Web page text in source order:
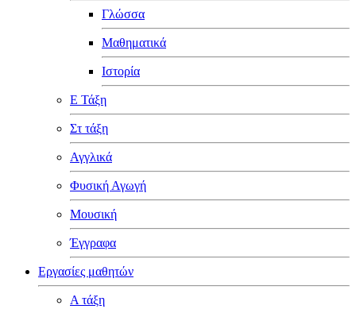
Γλώσσα
Μαθηματικά
Ιστορία
Ε Τάξη
Στ τάξη
Αγγλικά
Φυσική Αγωγή
Μουσική
Έγγραφα
Εργασίες μαθητών
Α τάξη